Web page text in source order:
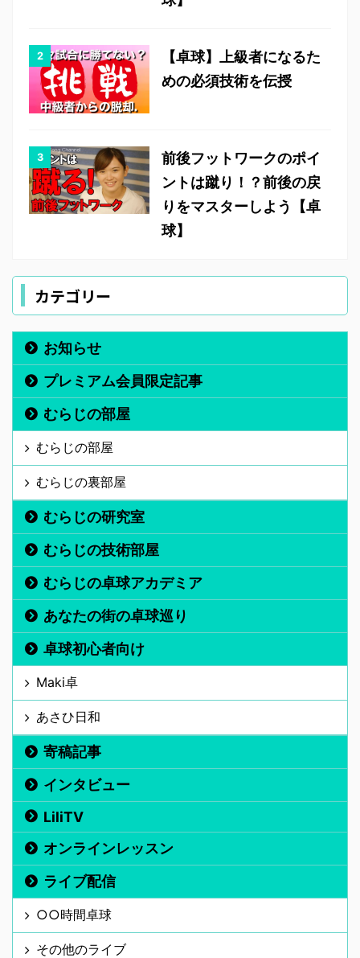
【卓球】上級者になるた
めの必須技術を伝授
前後フットワークのポイ
ントは蹴り！？前後の戻
りをマスターしよう【卓
球】
カテゴリー
お知らせ
プレミアム会員限定記事
むらじの部屋
むらじの部屋
むらじの裏部屋
むらじの研究室
むらじの技術部屋
むらじの卓球アカデミア
あなたの街の卓球巡り
卓球初心者向け
Maki卓
あさひ日和
寄稿記事
インタビュー
LiliTV
オンラインレッスン
ライブ配信
○○時間卓球
その他のライブ